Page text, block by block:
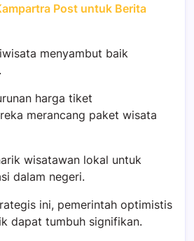
Post untuk Berita
menyambut baik
harga tiket
merancang paket wisata
wisatawan lokal untuk
dalam negeri.
ini, pemerintah optimistis
dapat tumbuh signifikan.